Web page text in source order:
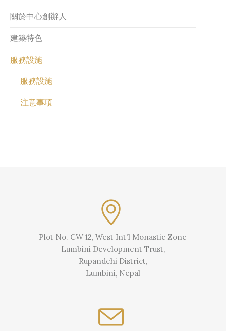
關於中心創辦人
建築特色
服務設施
服務設施
注意事項
Plot No. CW 12, West Int'l Monastic Zone
Lumbini Development Trust,
Rupandehi District,
Lumbini, Nepal